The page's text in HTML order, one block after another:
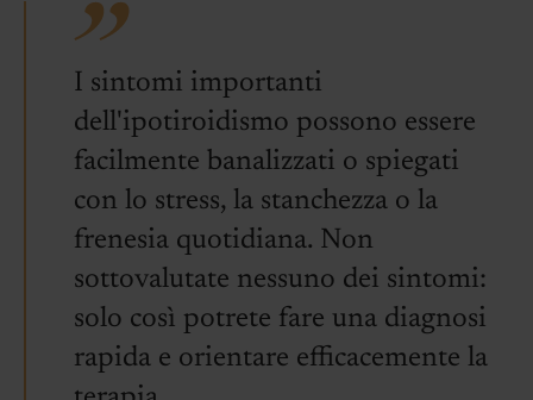
I sintomi importanti
dell'ipotiroidismo possono essere
facilmente banalizzati o spiegati
con lo stress, la stanchezza o la
frenesia quotidiana. Non
sottovalutate nessuno dei sintomi:
solo così potrete fare una diagnosi
rapida e orientare efficacemente la